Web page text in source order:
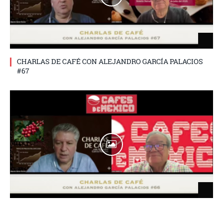
CHARLAS DE CAFÉ CON ALEJANDRO GARCÍA PALACIOS
#67